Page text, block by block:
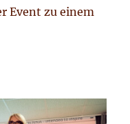
Event zu einem